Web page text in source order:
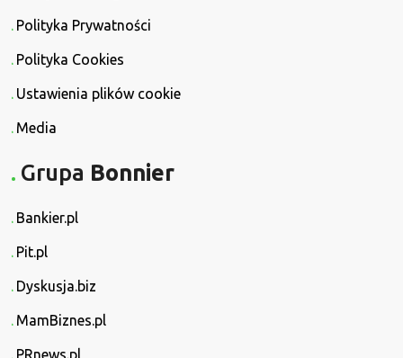
Polityka Prywatności
Polityka Cookies
Ustawienia plików cookie
Media
Grupa Bonnier
Bankier.pl
Pit.pl
Dyskusja.biz
MamBiznes.pl
PRnews.pl